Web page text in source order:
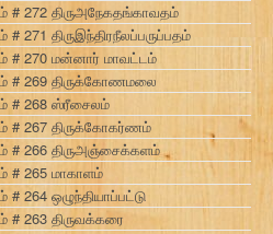
# 272 திருஅநேகதங்காவதம்
271 திருஇந்திரநீலப்பருப்பதம்
# 270 மன்னார் மாவட்டம்
# 269 திருக்கோணமலை
# 268 ஸ்ரீசைலம்
# 267 திருக்கோகர்ணம்
# 266 திருஅஞ்சைக்களம்
# 265 மாகாளம்
264 ஒழுந்தியாப்பட்டு
# 263 திருவக்கரை